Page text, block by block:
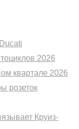
2026
квартале 2026
розеток
Круиз-